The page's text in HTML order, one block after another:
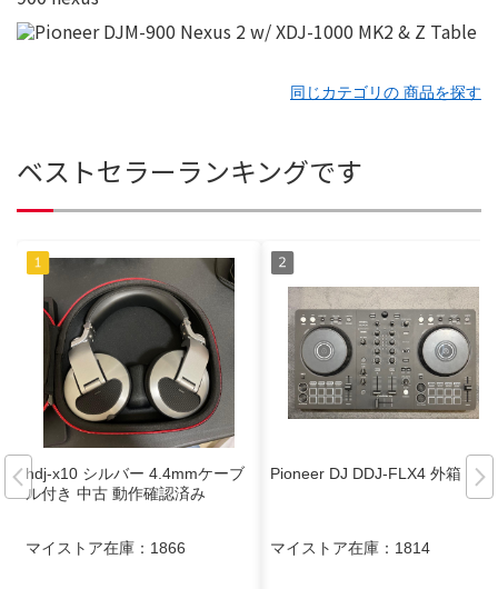
同じカテゴリの 商品を探す
ベストセラーランキングです
hdj-x10 シルバー 4.4mmケーブ
ル付き 中古 動作確認済み
マイストア在庫： 1866
Pioneer DJ DDJ-FLX4 外箱
マイストア在庫： 1814